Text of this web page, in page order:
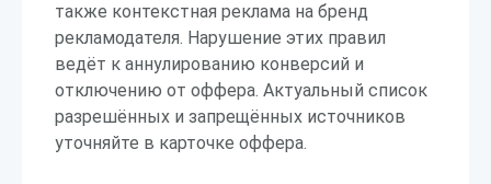
также контекстная реклама на бренд
рекламодателя. Нарушение этих правил
ведёт к аннулированию конверсий и
отключению от оффера. Актуальный список
разрешённых и запрещённых источников
уточняйте в карточке оффера.